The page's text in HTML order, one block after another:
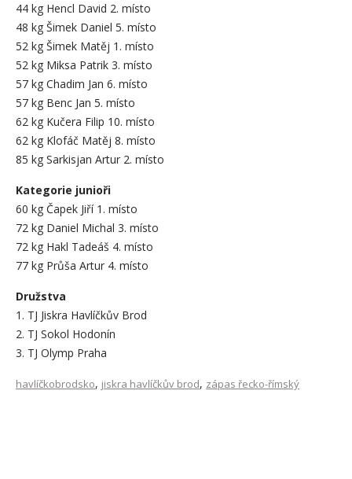
44 kg Hencl David 2. místo
48 kg Šimek Daniel 5. místo
52 kg Šimek Matěj 1. místo
52 kg Miksa Patrik 3. místo
57 kg Chadim Jan 6. místo
57 kg Benc Jan 5. místo
62 kg Kučera Filip 10. místo
62 kg Klofáč Matěj 8. místo
85 kg Sarkisjan Artur 2. místo
Kategorie junioři
60 kg Čapek Jiří 1. místo
72 kg Daniel Michal 3. místo
72 kg Hakl Tadeáš 4. místo
77 kg Průša Artur 4. místo
Družstva
1. TJ Jiskra Havlíčkův Brod
2. TJ Sokol Hodonín
3. TJ Olymp Praha
havlíčkobrodsko, jiskra havlíčkův brod, zápas řecko-římský